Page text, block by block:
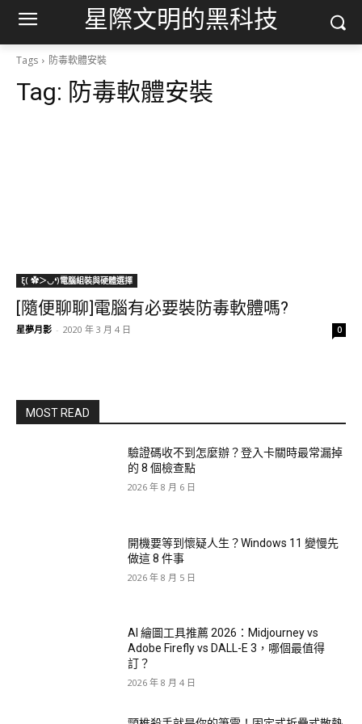
星際文明的黑科技
Tags 防毒軟體安裝
Tag: 防毒軟體安裝
ξ( ✿＞◡❛)電腦組裝與硬體選擇
[隨便聊聊]電腦有必要裝防毒軟體嗎?
星夢月影 - 2020 年 3 月 4 日 0
MOST READ
驗證碼收不到怎麼辦？登入卡關時最常漏掉
的 8 個檢查點
2026 年 8 月 6 日
開機要等到懷疑人生？Windows 11 變慢先
做這 8 件事
2026 年 8 月 5 日
AI 繪圖工具推薦 2026：Midjourney vs
Adobe Firefly vs DALL-E 3，哪個最值得
訂？
2026 年 8 月 4 日